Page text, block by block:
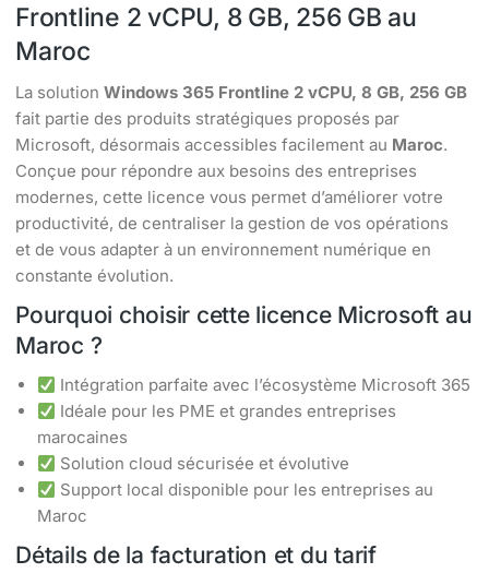
Frontline 2 vCPU, 8 GB, 256 GB au
Maroc
La solution Windows 365 Frontline 2 vCPU, 8 GB, 256 GB
fait partie des produits stratégiques proposés par
Microsoft, désormais accessibles facilement au Maroc.
Conçue pour répondre aux besoins des entreprises
modernes, cette licence vous permet d’améliorer votre
productivité, de centraliser la gestion de vos opérations
et de vous adapter à un environnement numérique en
constante évolution.
Pourquoi choisir cette licence Microsoft au
Maroc ?
Intégration parfaite avec l’écosystème Microsoft 365
Idéale pour les PME et grandes entreprises
marocaines
Solution cloud sécurisée et évolutive
Support local disponible pour les entreprises au
Maroc
Détails de la facturation et du tarif